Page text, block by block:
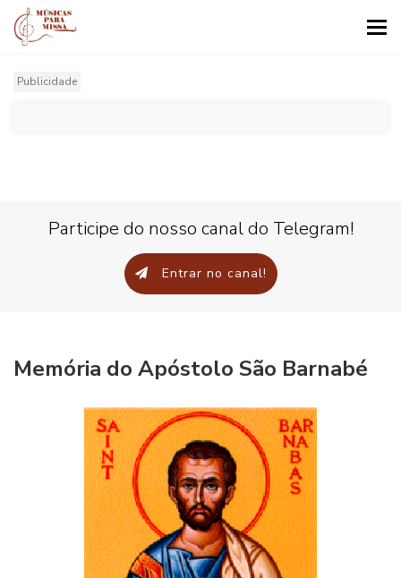
Publicidade
Participe do nosso canal do Telegram!
Entrar no canal!
Memória do Apóstolo São Barnabé